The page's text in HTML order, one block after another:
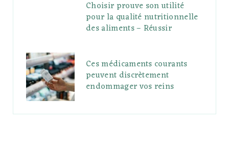
Choisir prouve son utilité
pour la qualité nutritionnelle
des aliments – Réussir
Ces médicaments courants
peuvent discrètement
endommager vos reins